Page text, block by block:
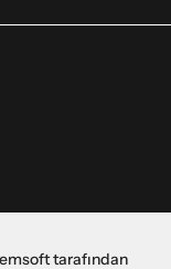
tarafından